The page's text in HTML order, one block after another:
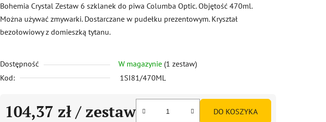
wynosi
0,0
na
gwiazdek.
Bohemia Crystal Zestaw 6 szklanek do piwa Columba Optic. Objętość 470ml.
Można używać zmywarki. Dostarczane w pudełku prezentowym. Kryształ
bezołowiowy z domieszką tytanu.
Dostępność W magazynie (1 zestaw)
Kod:
1SI81/470ML
104,37 zł / zestaw DO KOSZYKA